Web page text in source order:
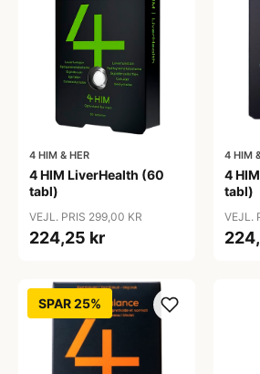
4 HIM & HER
4 HIM LiverHealth (60
tabl)
VEJL. PRIS 299,00 KR
224,25 kr
4 HIM
4
tabl)
VEJL.
SPAR 25%